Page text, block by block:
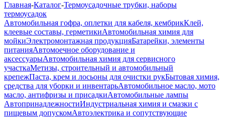
Главная-Каталог-Термоусадочные трубки, наборы
термоусадок
Автомобильная гофра, оплетки для кабеля, кембрикКлей,
клеевые составы, герметикиАвтомобильная химия для
мойкиЭлектромонтажная продукцияБатарейки, элементы
питанияАвтомоечное оборудование и
аксессуарыАвтомобильная химия для сервисного
участкаМетизы, строительный и автомобильный
крепежПаста, крем и лосьоны для очистки рукБытовая химия,
средства для уборки и инвентарьАвтомобильное масло, мото
масло, антифризы и присадкиАвтомобильные лампы
АвтопринадлежностиИндустриальная химия и смазки с
пищевым допускомАвтоэлектрика и сопутствующие